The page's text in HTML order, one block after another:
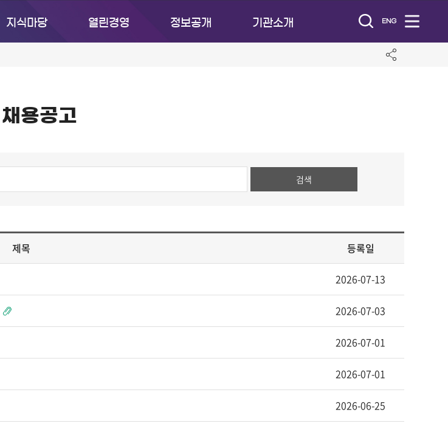
지식마당 열린경영 정보공개 기관소개
채용공고
색
튼
제목 등록일
2026-07-13
2026-07-03
2026-07-01
2026-07-01
2026-06-25